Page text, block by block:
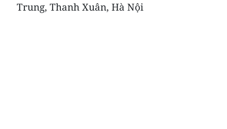
Trung, Thanh Xuân, Hà Nội